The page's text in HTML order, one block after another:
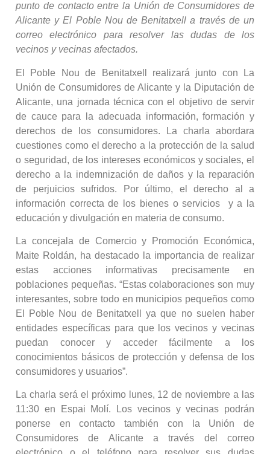
punto de contacto entre la Unión de Consumidores de
Alicante y El Poble Nou de Benitatxell a través de un
correo electrónico para resolver las dudas de los
vecinos y vecinas afectados.
El Poble Nou de Benitatxell realizará junto con La
Unión de Consumidores de Alicante y la Diputación de
Alicante, una jornada técnica con el objetivo de servir
de cauce para la adecuada información, formación y
derechos de los consumidores. La charla abordara
cuestiones como el derecho a la protección de la salud
o seguridad, de los intereses económicos y sociales, el
derecho a la indemnización de daños y la reparación
de perjuicios sufridos. Por último, el derecho al a
información correcta de los bienes o servicios y a la
educación y divulgación en materia de consumo.
La concejala de Comercio y Promoción Económica,
Maite Roldán, ha destacado la importancia de realizar
estas acciones informativas precisamente en
poblaciones pequeñas. “Estas colaboraciones son muy
interesantes, sobre todo en municipios pequeños como
El Poble Nou de Benitatxell ya que no suelen haber
entidades específicas para que los vecinos y vecinas
puedan conocer y acceder fácilmente a los
conocimientos básicos de protección y defensa de los
consumidores y usuarios”.
La charla será el próximo lunes, 12 de noviembre a las
11:30 en Espai Molí. Los vecinos y vecinas podrán
ponerse en contacto también con la Unión de
Consumidores de Alicante a través del correo